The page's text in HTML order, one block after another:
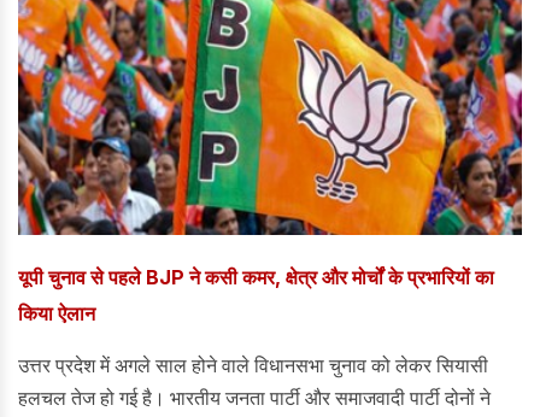
यूपी चुनाव से पहले BJP ने कसी कमर, क्षेत्र और मोर्चों के प्रभारियों का
किया ऐलान
उत्तर प्रदेश में अगले साल होने वाले विधानसभा चुनाव को लेकर सियासी
हलचल तेज हो गई है। भारतीय जनता पार्टी और समाजवादी पार्टी दोनों ने